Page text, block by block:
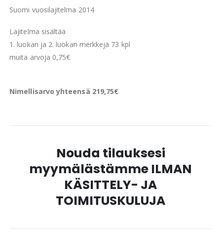
Suomi vuosilajitelma 2014
Lajitelma sisältää
1. luokan ja 2. luokan merkkejä 73 kpl
muita arvoja 0,75€
Nimellisarvo yhteensä 219,75€
Nouda tilauksesi
myymälästämme ILMAN
KÄSITTELY- JA
TOIMITUSKULUJA